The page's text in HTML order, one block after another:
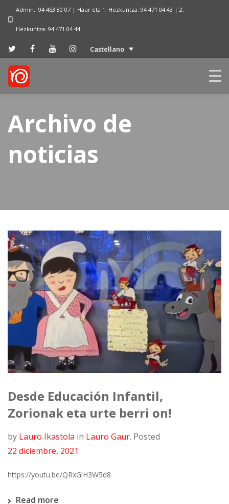
Admin.: 94 453 80 07 | Haur eta 1. Hezkuntza: 94 471 04 43 | 2.
Hezkuntza: 94 471 04 44
Castellano
Archivo de
noticias
Desde Educación Infantil,
Zorionak eta urte berri on!
by Lauro Ikastola in Lauro Gaur. Posted
22 diciembre, 2021
https://youtu.be/QRxGlH3W5d8
Read more